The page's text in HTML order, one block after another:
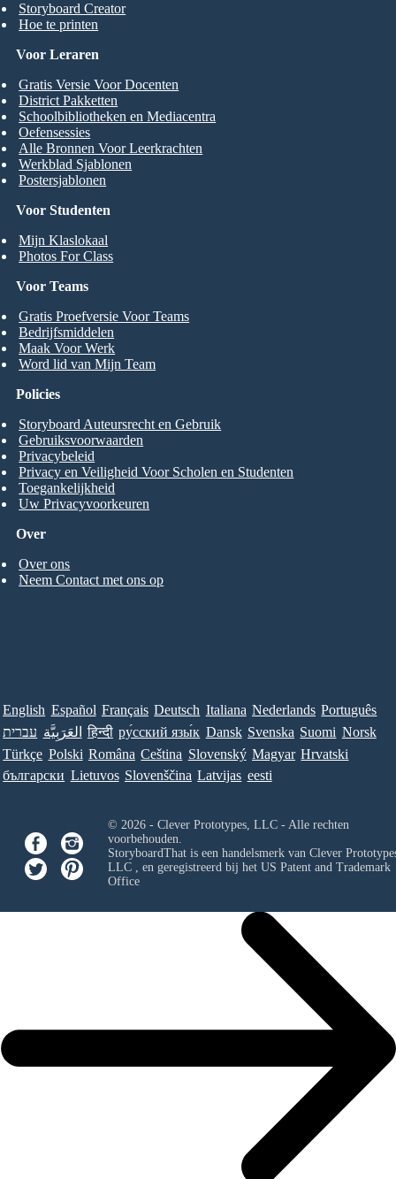
Storyboard Creator
Hoe te printen
Voor Studenten
Mijn Klaslokaal
Photos For Class
Voor Leraren
Gratis Versie Voor Docenten
District Pakketten
Schoolbibliotheken en Mediacentra
Oefensessies
Alle Bronnen Voor Leerkrachten
Werkblad Sjablonen
Postersjablonen
Voor Teams
Gratis Proefversie Voor Teams
Bedrijfsmiddelen
Maak Voor Werk
Word lid van Mijn Team
Over
Over ons
Neem Contact met ons op
Policies
Storyboard Auteursrecht en Gebruik
Gebruiksvoorwaarden
Privacybeleid
Privacy en Veiligheid Voor Scholen en Studenten
Toegankelijkheid
Uw Privacyvoorkeuren
English Español Français Deutsch Italiana Nederlands Português
עברית العَرَبِيَّة हिन्दी ру́сский язы́к Dansk Svenska Suomi Norsk
Türkçe Polski Româna Ceština Slovenský Magyar Hrvatski
български Lietuvos Slovenščina Latvijas eesti
© 2026 - Clever Prototypes, LLC - Alle rechten
voorbehouden.
StoryboardThat is een handelsmerk van Clever
LLC, en geregistreerd bij het US Patent and Trademark
Office